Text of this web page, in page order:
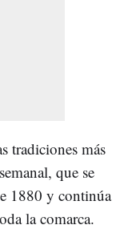
tradiciones más
semanal, que se
1880 y continúa
la comarca.